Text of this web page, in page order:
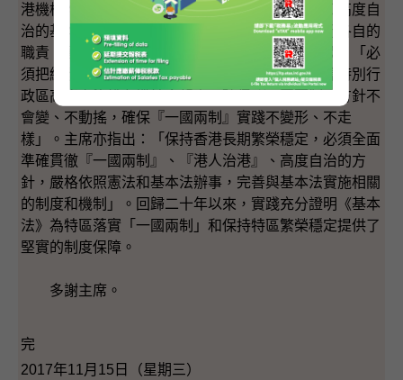
港機構均嚴格按照「一國兩制」、「港人治港」和高度自
治的基本方針政策，遵守《基本法》的規定，履行各自的
職責。國家主席習近平在「十九大報告」中亦提及：「必
須把維護中央對香港特別行政區全面管治權和保障特別行
政區高度自治權有機結合起來，確保『一國兩制』方針不
會變、不動搖，確保『一國兩制』實踐不變形、不走
樣」。主席亦指出：「保持香港長期繁榮穩定，必須全面
準確貫徹『一國兩制』、『港人治港』、高度自治的方
針，嚴格依照憲法和基本法辦事，完善與基本法實施相關
的制度和機制」。回歸二十年以來，實踐充分證明《基本
法》為特區落實「一國兩制」和保持特區繁榮穩定提供了
堅實的制度保障。
多謝主席。
完
2017年11月15日（星期三）